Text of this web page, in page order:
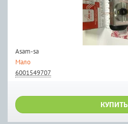
Asam-sa
Мало
6001549707
КУПИТЬ